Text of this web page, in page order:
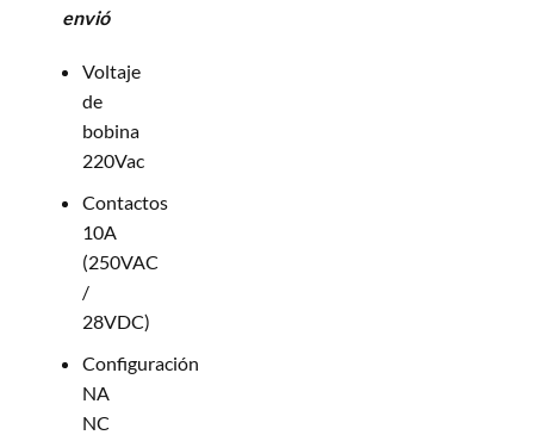
envió
Voltaje
de
bobina
220Vac
Contactos
10A
(250VAC
/
28VDC)
Configuración
NA
NC